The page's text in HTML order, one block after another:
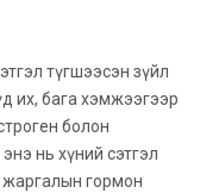
түгшээсэн зүйл
их, бага хэмжээгээр
болон
энэ нь хүний сэтгэл
жаргалын гормон